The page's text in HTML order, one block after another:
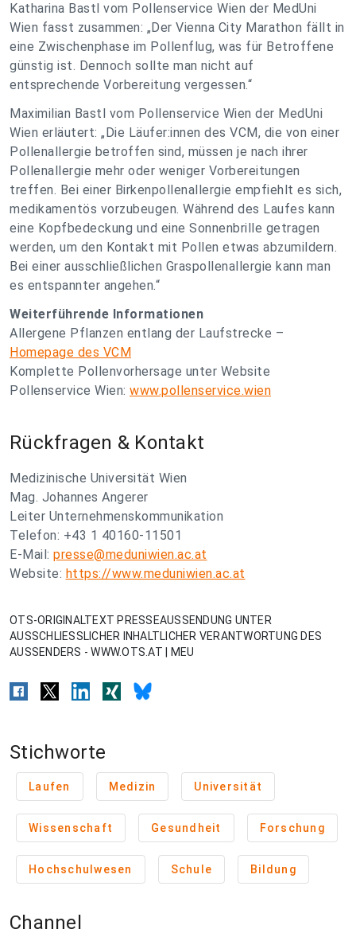
Katharina Bastl vom Pollenservice Wien der MedUni
Wien fasst zusammen: „Der Vienna City Marathon fällt in
eine Zwischenphase im Pollenflug, was für Betroffene
günstig ist. Dennoch sollte man nicht auf
entsprechende Vorbereitung vergessen.“
Maximilian Bastl vom Pollenservice Wien der MedUni
Wien erläutert: „Die Läufer:innen des VCM, die von einer
Pollenallergie betroffen sind, müssen je nach ihrer
Pollenallergie mehr oder weniger Vorbereitungen
treffen. Bei einer Birkenpollenallergie empfiehlt es sich,
medikamentös vorzubeugen. Während des Laufes kann
eine Kopfbedeckung und eine Sonnenbrille getragen
werden, um den Kontakt mit Pollen etwas abzumildern.
Bei einer ausschließlichen Graspollenallergie kann man
es entspannter angehen.“
Weiterführende Informationen
Allergene Pflanzen entlang der Laufstrecke –
Homepage des VCM
Komplette Pollenvorhersage unter Website
Pollenservice Wien: www.pollenservice.wien
Rückfragen & Kontakt
Medizinische Universität Wien
Mag. Johannes Angerer
Leiter Unternehmenskommunikation
Telefon: +43 1 40160-11501
E-Mail: presse@meduniwien.ac.at
Website: https://www.meduniwien.ac.at
OTS-ORIGINALTEXT PRESSEAUSSENDUNG UNTER
AUSSCHLIESSLICHER INHALTLICHER VERANTWORTUNG DES
AUSSENDERS - WWW.OTS.AT | MEU
Stichworte
Laufen Medizin Universität
Wissenschaft Gesundheit Forschung
Hochschulwesen Schule Bildung
Channel